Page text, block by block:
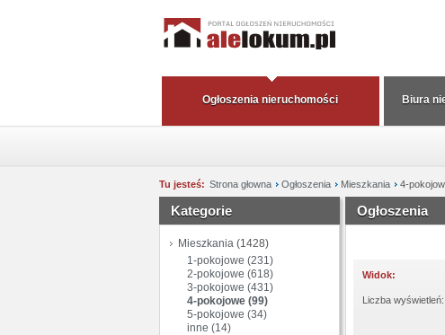
Biura
Ogłoszenia nieruchomości
Tu jesteś: Strona głowna Ogłoszenia Mieszkania 4-
Kategorie
Mieszkania(1428)
1-pokojowe (231)
2-pokojowe (618)
3-pokojowe (431)
4-pokojowe (99)
5-pokojowe (34)
inne (14)
Ogłoszenia
Widok:
Liczba wyświetleń: